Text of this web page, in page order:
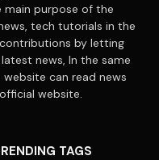
main purpose of the
tech tutorials in the
by letting
news, In the same
can read news
website.
TAGS